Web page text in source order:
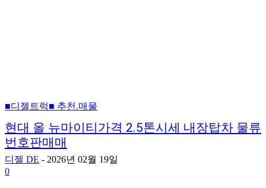
■디젤트럭■ 추천.매물
현대 올 뉴마이티가격 2.5톤시세 내장탑차 물류
번호판매매
디젤 DE - 2026년 02월 19일
0